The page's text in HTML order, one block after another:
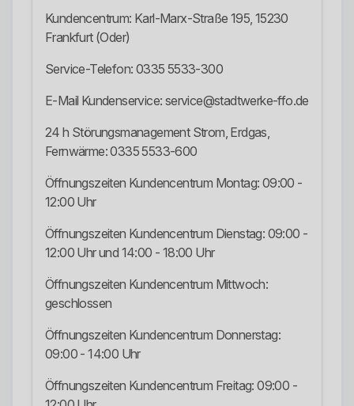
Kundencentrum: Karl-Marx-Straße 195, 15230
Frankfurt (Oder)
Service-Telefon: 0335 5533-300
E-Mail Kundenservice: service@stadtwerke-ffo.de
24 h Störungsmanagement Strom, Erdgas,
Fernwärme: 0335 5533-600
Öffnungszeiten Kundencentrum Montag: 09:00 -
12:00 Uhr
Öffnungszeiten Kundencentrum Dienstag: 09:00 -
12:00 Uhr und 14:00 - 18:00 Uhr
Öffnungszeiten Kundencentrum Mittwoch:
geschlossen
Öffnungszeiten Kundencentrum Donnerstag:
09:00 - 14:00 Uhr
Öffnungszeiten Kundencentrum Freitag: 09:00 -